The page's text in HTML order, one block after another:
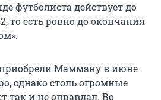
футболиста действует до
то есть ровно до окончания
Мамману в июне
однако столь огромные
так и не оправдал. Во